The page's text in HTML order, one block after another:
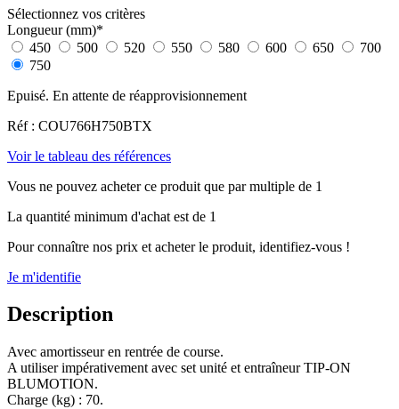
Sélectionnez vos critères
Longueur (mm)*
450
500 520 550 580 600 650
700
750
Epuisé. En attente de réapprovisionnement
Réf : COU766H750BTX
Voir le tableau des références
Vous ne pouvez acheter ce produit que par multiple de 1
La quantité minimum d'achat est de 1
Pour connaître nos prix et acheter le produit, identifiez-vous !
Je m'identifie
Description
Avec amortisseur en rentrée de course.
A utiliser impérativement avec set unité et entraîneur TIP-ON
BLUMOTION.
Charge (kg) : 70.